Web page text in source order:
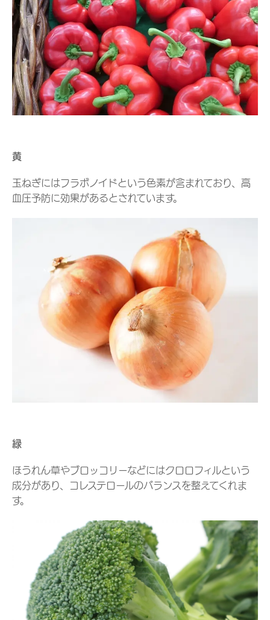
黄
玉ねぎにはフラボノイドという色素が含まれており、高
血圧予防に効果があるとされています。
緑
ほうれん草やブロッコリーなどにはクロロフィルという
成分があり、コレステロールのバランスを整えてくれま
す。